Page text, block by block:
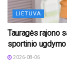
LIETUVA
Tauragės rajono
sportinio
2026-08-06